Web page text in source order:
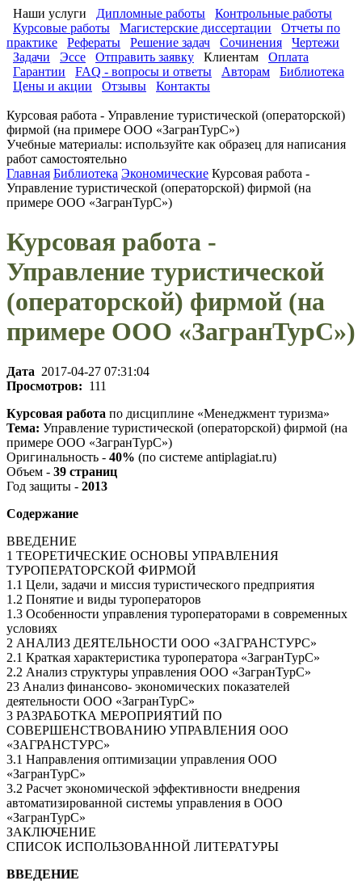
Наши услуги Дипломные работы
Контрольные работы
Курсовые работы
Магистерские диссертации
Отчеты по
практике
Рефераты Решение задач Сочинения
Чертежи
Задачи
Эссе Отправить заявку Клиентам
Оплата
Гарантии
FAQ - вопросы и ответы Авторам
Библиотека
Цены и акции
Отзывы Контакты
Курсовая работа - Управление туристической (операторской)
фирмой (на примере ООО «ЗагранТурС»)
Учебные материалы: используйте как образец для написания
работ самостоятельно
Главная Библиотека Экономические Курсовая работа -
Управление туристической (операторской) фирмой (на
примере ООО «ЗагранТурС»)
Курсовая работа -
Управление туристической
(операторской) фирмой (на
примере ООО «ЗагранТурС»)
Дата 2017-04-27 07:31:04
Просмотров: 111
Курсовая работа по дисциплине «Менеджмент туризма»
Тема: Управление туристической (операторской) фирмой (на
примере ООО «ЗагранТурС»)
Оригинальность - 40% (по системе antiplagiat.ru)
Объем - 39 страниц
Год защиты - 2013
Содержание
ВВЕДЕНИЕ
1 ТЕОРЕТИЧЕСКИЕ ОСНОВЫ УПРАВЛЕНИЯ
ТУРОПЕРАТОРСКОЙ ФИРМОЙ
1.1 Цели, задачи и миссия туристического предприятия
1.2 Понятие и виды туроператоров
1.3 Особенности управления туроператорами в современных
условиях
2 АНАЛИЗ ДЕЯТЕЛЬНОСТИ ООО «ЗАГРАНСТУРС»
2.1 Краткая характеристика туроператора «ЗагранТурС»
2.2 Анализ структуры управления ООО «ЗагранТурС»
23 Анализ финансово- экономических показателей
деятельности ООО «ЗагранТурС»
3 РАЗРАБОТКА МЕРОПРИЯТИЙ ПО
СОВЕРШЕНСТВОВАНИЮ УПРАВЛЕНИЯ ООО
«ЗАГРАНСТУРС»
3.1 Направления оптимизации управления ООО
«ЗагранТурС»
3.2 Расчет экономической эффективности внедрения
автоматизированной системы управления в ООО
«ЗагранТурС»
ЗАКЛЮЧЕНИЕ
СПИСОК ИСПОЛЬЗОВАННОЙ ЛИТЕРАТУРЫ
ВВЕДЕНИЕ